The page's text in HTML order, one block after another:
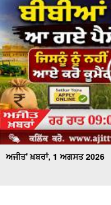
ਅਜੀਤ' ਖ਼ਬਰਾਂ, 1 ਅਗਸਤ 2026